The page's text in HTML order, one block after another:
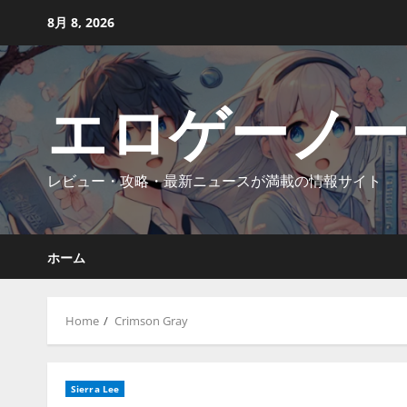
content
8月 8, 2026
エロゲーノ
レビュー・攻略・最新ニュースが満載の情報サイト
ホーム
Home Crimson Gray
Sierra Lee